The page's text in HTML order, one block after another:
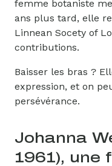
femme botaniste
ans plus tard, elle
Linnean Socety of
contributions.
Baisser les bras ?
expression, et on
persévérance.
Johanna
1961), une